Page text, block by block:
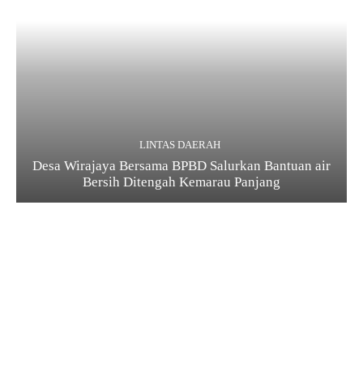
LINTAS DAERAH
Desa Wirajaya Bersama BPBD Salurkan Bantuan air
Bersih Ditengah Kemarau Panjang